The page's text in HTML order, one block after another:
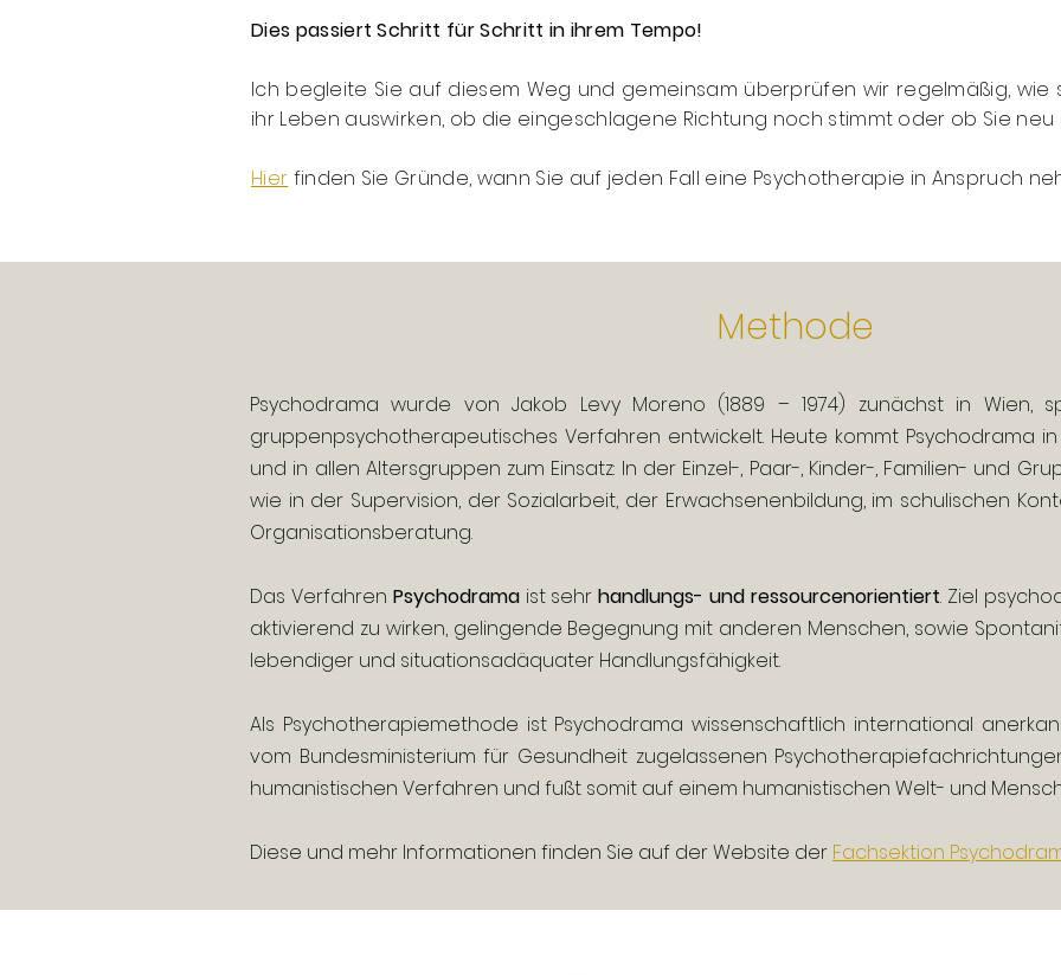
Dies passiert Schritt für Schritt in ihrem Tempo!
Ich begleite Sie auf diesem Weg und gemeinsam überprüfen wir regelmäßig,
ihr Leben auswirken, ob die eingeschlagene Richtung noch stimmt oder ob Sie
Hier finden Sie Gründe, wann Sie auf jeden Fall eine Psychotherapie in Anspruch
Methode
Psychodrama wurde von Jakob Levy Moreno (1889 – 1974) zunächst in Wien,
gruppenpsychotherapeutisches Verfahren entwickelt. Heute kommt Psychodrama
und in allen Altersgruppen zum Einsatz: In der Einzel-, Paar-, Kinder-, Familien- und
wie in der Supervision, der Sozialarbeit, der Erwachsenenbildung, im schulischen
Organisationsberatung.
Das Verfahren Psychodramaist sehrhandlungs- und ressourcenorientiert. Ziel
aktivierend zu wirken, gelingende Begegnung mit anderen Menschen, sowie
lebendiger und situationsadäquater Handlungsfähigkeit.
Als Psychotherapiemethode ist Psychodrama wissenschaftlich international
vom Bundesministerium für Gesundheit zugelassenen
humanistischen Verfahren und fußt somit auf einem humanistischen Welt- und
Diese und mehr Informationen finden Sie auf der Website der Fachsektion